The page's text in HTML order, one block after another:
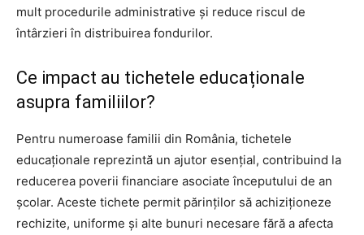
mult procedurile administrative și reduce riscul de
întârzieri în distribuirea fondurilor.
Ce impact au tichetele educaționale
asupra familiilor?
Pentru numeroase familii din România, tichetele
educaționale reprezintă un ajutor esențial, contribuind la
reducerea poverii financiare asociate începutului de an
școlar. Aceste tichete permit părinților să achiziționeze
rechizite, uniforme și alte bunuri necesare fără a afecta